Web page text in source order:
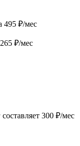
495 ₽/мес
₽/мес
300 ₽/мес